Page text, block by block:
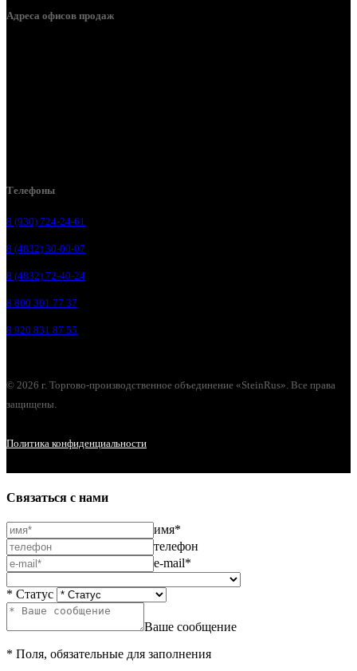
Адреса офисов продаж
Телефоны
8 (930) 724-24-61
8 (4832) 30-00-07
8 (4832) 72-40-24
8 800 301 77 37
8 920 831 87 55
© 2026 г. Торгово-производственное объединение «SteinRus». Все права
защищены.
Политика конфиденциальности
Связаться с нами
имя*
телефон
e-mail*
* Статус
Ваше сообщение
* Поля, обязательные для заполнения